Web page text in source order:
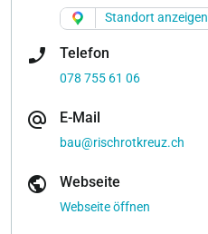
Standort anzeigen
phone_enabled Telefon
078 755 61 06
alternate_email E-Mail
bau@rischrotkreuz.ch
public Webseite
Webseite öffnen